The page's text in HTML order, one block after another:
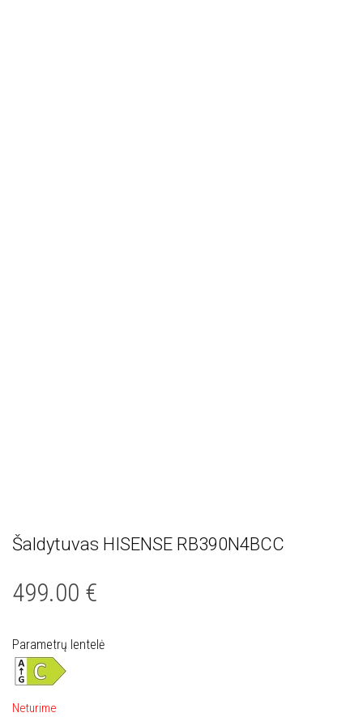
Šaldytuvas HISENSE RB390N4BCC
499.00 €
Parametrų lentelė
Neturime